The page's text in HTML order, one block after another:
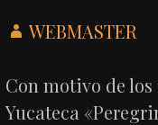
WEBMASTER
Con motivo de los
Yucateca